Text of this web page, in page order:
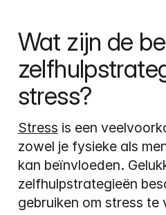
Wat zijn de
stress?
Stress is een
zowel je fysieke als
kan beïnvloeden.
zelfhulpstrategieën
gebruiken om stress te